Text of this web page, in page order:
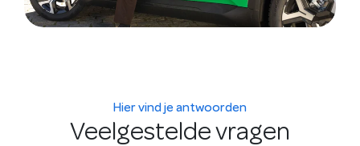
Hier vind je antwoorden
Veelgestelde vragen